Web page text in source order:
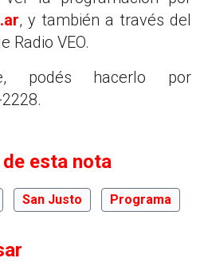
, y también a través del
Radio VEO.
podés hacerlo por
esta nota
San Justo Programa